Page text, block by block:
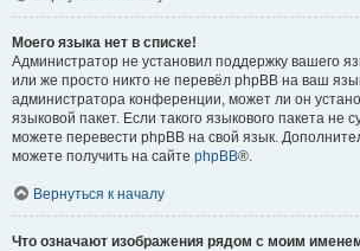
Моего языка нет в списке!
Администратор не установил поддержку вашего
или же просто никто не перевёл phpBB на ваш
администратора конференции, может ли он
языковой пакет. Если такого языкового пакета не
можете перевести phpBB на свой язык.
можете получить на сайте phpBB®.
Вернуться к началу
Что означают изображения рядом с моим